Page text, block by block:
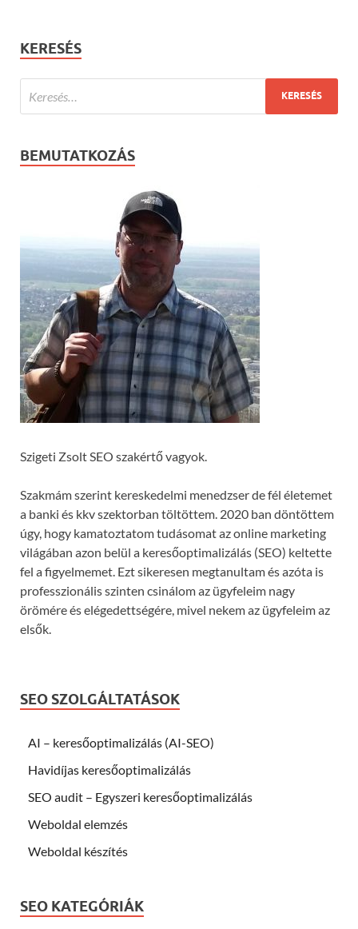
KERESÉS
BEMUTATKOZÁS
Szigeti Zsolt SEO szakértő vagyok.
Szakmám szerint kereskedelmi menedzser de fél életemet
a banki és kkv szektorban töltöttem. 2020 ban döntöttem
úgy, hogy kamatoztatom tudásomat az online marketing
világában azon belül a keresőoptimalizálás (SEO) keltette
fel a figyelmemet. Ezt sikeresen megtanultam és azóta is
professzionális szinten csinálom az ügyfeleim nagy
örömére és elégedettségére, mivel nekem az ügyfeleim az
elsők.
SEO SZOLGÁLTATÁSOK
AI – keresőoptimalizálás (AI-SEO)
Havidíjas keresőoptimalizálás
SEO audit – Egyszeri keresőoptimalizálás
Weboldal elemzés
Weboldal készítés
SEO KATEGÓRIÁK